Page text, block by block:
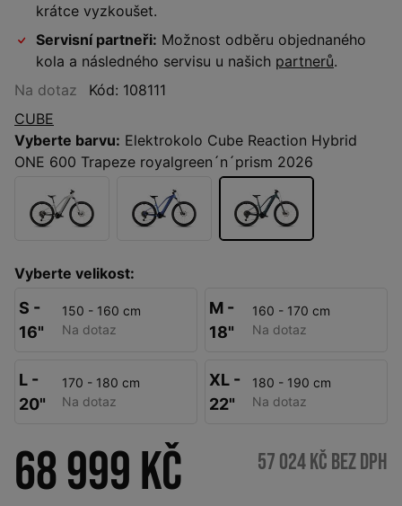
krátce vyzkoušet.
Servisní partneři: Možnost odběru objednaného
kola a následného servisu u našich partnerů.
Na dotaz
Kód: 108111
CUBE
Vyberte barvu: Elektrokolo Cube Reaction Hybrid
ONE 600 Trapeze royalgreen´n´prism 2026
Vyberte velikost:
S -
16"
150 - 160 cm
Na dotaz
M -
18"
160 - 170 cm
Na dotaz
L -
20"
170 - 180 cm
Na dotaz
XL -
22"
180 - 190 cm
Na dotaz
68 999 Kč 57 024 Kč bez DPH